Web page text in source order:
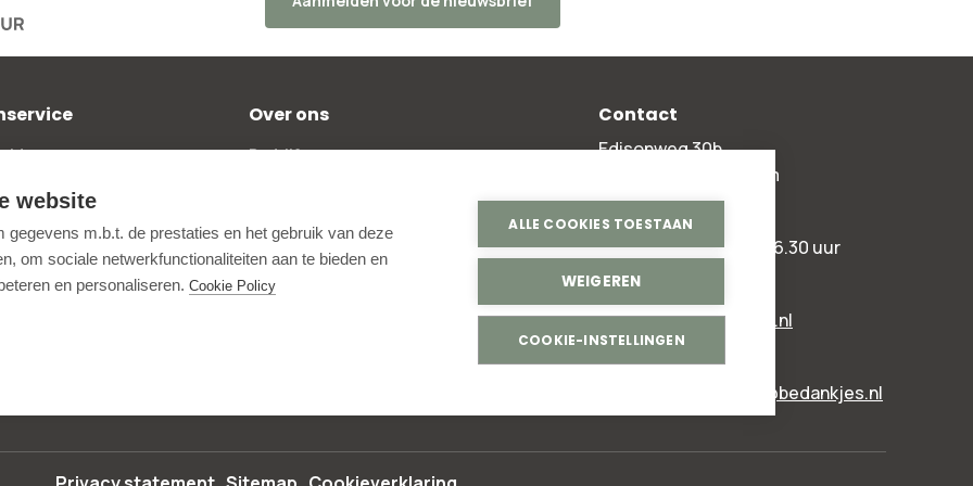
vragen
voorwaarden
Over ons
Bedrijfsgegevens
Contactpagina
Aanmelden nieuwsbrief
Online Toegankelijkheid
Contact
Edisonweg 30b
2952 AD Alblasserdam
+31 78 204 90 50
ma t/m vr 8.00 - 16.30 uur
info@bedankjes.nl
Voor klanten:
klantenservice@bedankjes.nl
website
m.b.t. de prestaties en het gebruik van deze
om sociale netwerkfunctionaliteiten aan te bieden en
en personaliseren. Cookie Policy
ALLE COOKIES TOESTAAN
WEIGEREN
COOKIE-INSTELLINGEN